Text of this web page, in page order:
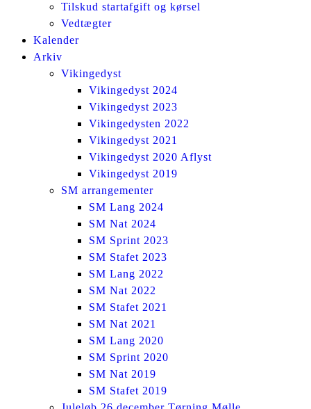
Tilskud startafgift og kørsel
Vedtægter
Kalender
Arkiv
Vikingedyst
Vikingedyst 2024
Vikingedyst 2023
Vikingedysten 2022
Vikingedyst 2021
Vikingedyst 2020 Aflyst
Vikingedyst 2019
SM arrangementer
SM Lang 2024
SM Nat 2024
SM Sprint 2023
SM Stafet 2023
SM Lang 2022
SM Nat 2022
SM Stafet 2021
SM Nat 2021
SM Lang 2020
SM Sprint 2020
SM Nat 2019
SM Stafet 2019